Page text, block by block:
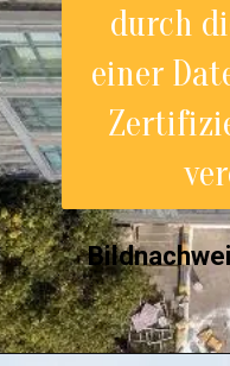
durch
einer